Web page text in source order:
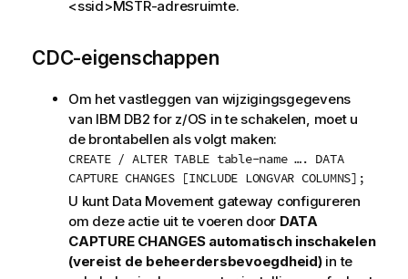
<ssid>MSTR-adresruimte.
CDC-eigenschappen
Om het vastleggen van wijzigingsgegevens
van IBM DB2 for z/OS in te schakelen, moet u
de brontabellen als volgt maken:
CREATE / ALTER TABLE table-name …. DATA
CAPTURE CHANGES [INCLUDE LONGVAR COLUMNS];
U kunt Data Movement gateway configureren
om deze actie uit te voeren door DATA
CAPTURE CHANGES automatisch inschakelen
(vereist de beheerdersbevoegdheid)in te